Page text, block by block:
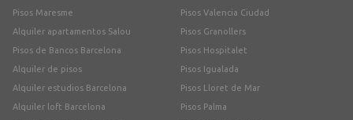
Pisos Maresme
Alquiler apartamentos Salou
Pisos de Bancos Barcelona
Alquiler de pisos
Alquiler estudios Barcelona
Alquiler loft Barcelona
Pisos Valencia Ciudad
Pisos Granollers
Pisos Hospitalet
Pisos Igualada
Pisos Lloret de Mar
Pisos Palma